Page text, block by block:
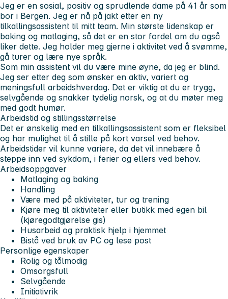
Jeg er en sosial, positiv og sprudlende dame på 41 år som
bor i Bergen. Jeg er nå på jakt etter en ny
tilkallingsassistent til mitt team. Min største lidenskap er
baking og matlaging, så det er en stor fordel om du også
liker dette. Jeg holder meg gjerne i aktivitet ved å svømme,
gå turer og lære nye språk.
Som min assistent vil du være mine øyne, da jeg er blind.
Jeg ser etter deg som ønsker en aktiv, variert og
meningsfull arbeidshverdag. Det er viktig at du er trygg,
selvgående og snakker tydelig norsk, og at du møter meg
med godt humør.
Arbeidstid og stillingsstørrelse
Det er ønskelig med en tilkallingsassistent som er fleksibel
og har mulighet til å stille på kort varsel ved behov.
Arbeidstider vil kunne variere, da det vil innebære å
steppe inn ved sykdom, i ferier og ellers ved behov.
Arbeidsoppgaver
Matlaging og baking
Handling
Være med på aktiviteter, tur og trening
Kjøre meg til aktiviteter eller butikk med egen bil
(kjøregodtgjørelse gis)
Husarbeid og praktisk hjelp i hjemmet
Bistå ved bruk av PC og lese post
Personlige egenskaper
Rolig og tålmodig
Omsorgsfull
Selvgående
Initiativrik